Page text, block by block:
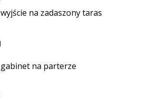
wyjście na zadaszony taras
gabinet na parterze